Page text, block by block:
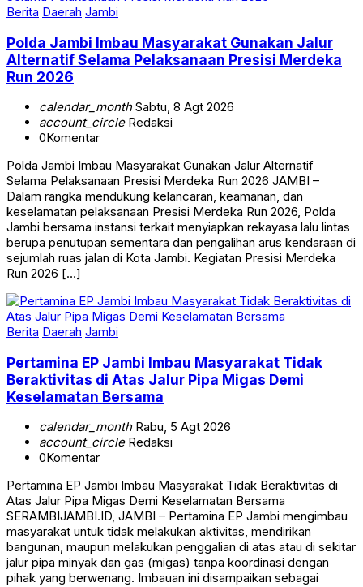
Alternatif Selama Pelaksanaan Presisi Merdeka
Run 2026
account_circleRedaksi
0Komentar
Selama Pelaksanaan Presisi Merdeka Run 2026 JAMBI –
Dalam rangka mendukung kelancaran, keamanan, dan
keselamatan pelaksanaan Presisi Merdeka Run 2026, Polda
Jambi bersama instansi terkait menyiapkan rekayasa lalu lintas
berupa penutupan sementara dan pengalihan arus kendaraan di
sejumlah ruas jalan di Kota Jambi. Kegiatan Presisi Merdeka
Run 2026 […]
Berita Daerah Jambi
Beraktivitas di Atas Jalur Pipa Migas Demi
Keselamatan Bersama
account_circleRedaksi
0Komentar
Atas Jalur Pipa Migas Demi Keselamatan Bersama
SERAMBIJAMBI.ID, JAMBI – Pertamina EP Jambi mengimbau
masyarakat untuk tidak melakukan aktivitas, mendirikan
bangunan, maupun melakukan penggalian di atas atau di sekitar
jalur pipa minyak dan gas (migas) tanpa koordinasi dengan
pihak yang berwenang. Imbauan ini disampaikan sebagai
bagian dari […]